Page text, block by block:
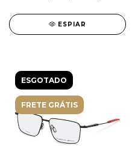
ESPIAR
ESGOTADO
FRETE GRÁTIS